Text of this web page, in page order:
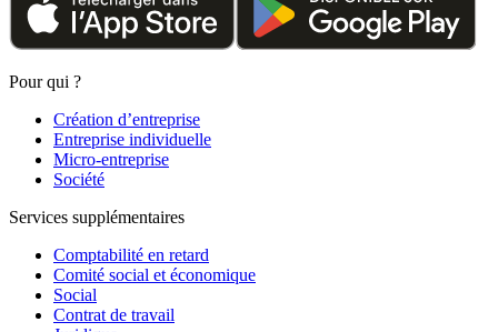
Pour qui ?
Création d’entreprise
Entreprise individuelle
Micro-entreprise
Société
Services supplémentaires
Comptabilité en retard
Comité social et économique
Social
Contrat de travail